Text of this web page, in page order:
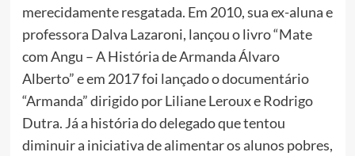
merecidamente resgatada. Em 2010, sua ex-aluna e
professora Dalva Lazaroni, lançou o livro “Mate
com Angu – A História de Armanda Álvaro
Alberto” e em 2017 foi lançado o documentário
“Armanda” dirigido por Liliane Leroux e Rodrigo
Dutra. Já a história do delegado que tentou
diminuir a iniciativa de alimentar os alunos pobres,